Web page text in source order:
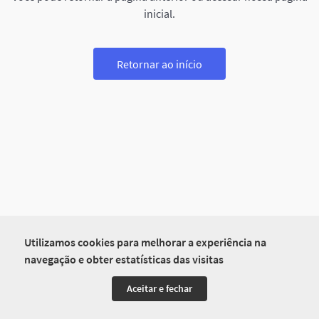
Utilizamos cookies para melhorar a experiência na
navegação e obter estatísticas das visitas
Aceitar e fechar
inicial.
Retornar ao início